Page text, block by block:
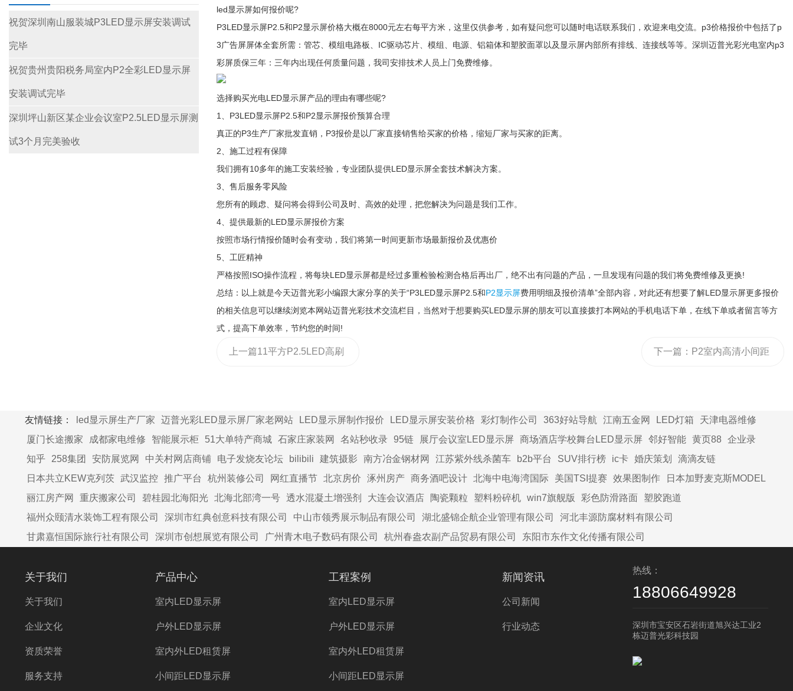
祝贺深圳南山服装城P3LED显示屏安装调试
完毕
祝贺贵州贵阳税务局室内P2全彩LED显示屏
安装调试完毕
深圳坪山新区某企业会议室P2.5LED显示屏测
试3个月完美验收
led显示屏如何报价呢?
P3LED显示屏P2.5和P2显示屏价格大概在8000元左右每平方米，这里仅供参考，如有疑问您可以随时电话联系我们，欢迎来电交流。p3价格报价中包括了p
3广告屏屏体全套所需：管芯、模组电路板、IC驱动芯片、模组、电源、铝箱体和塑胶面罩以及显示屏内部所有排线、连接线等等。深圳迈普光彩光电室内p3
彩屏质保三年：三年内出现任何质量问题，我司安排技术人员上门免费维修。
选择购买光电LED显示屏产品的理由有哪些呢?
1、P3LED显示屏P2.5和P2显示屏报价预算合理
真正的P3生产厂家批发直销，P3报价是以厂家直接销售给买家的价格，缩短厂家与买家的距离。
2、施工过程有保障
我们拥有10多年的施工安装经验，专业团队提供LED显示屏全套技术解决方案。
3、售后服务零风险
您所有的顾虑、疑问将会得到公司及时、高效的处理，把您解决为问题是我们工作。
4、提供最新的LED显示屏报价方案
按照市场行情报价随时会有变动，我们将第一时间更新市场最新报价及优惠价
5、工匠精神
严格按照ISO操作流程，将每块LED显示屏都是经过多重检验检测合格后再出厂，绝不出有问题的产品，一旦发现有问题的我们将免费维修及更换!
总结：以上就是今天迈普光彩小编跟大家分享的关于“P3LED显示屏P2.5和P2显示屏费用明细及报价清单”全部内容，对此还有想要了解LED显示屏更多报价
的相关信息可以继续浏览本网站迈普光彩技术交流栏目，当然对于想要购买LED显示屏的朋友可以直接拨打本网站的手机电话下单，在线下单或者留言等方
式，提高下单效率，节约您的时间!
上一篇11平方P2.5LED高刷 下一篇： P2室内高清小间距
友情链接：
led显示屏生产厂家 迈普光彩LED显示屏厂家老网站 LED显示屏制作报价 LED显示屏安装价格 彩灯制作公司 363好站导航 江南五金网 LED灯箱
天津电器维修
厦门长途搬家
成都家电维修 智能展示柜 51大单特产商城 石家庄家装网 名站秒收录 95链 展厅会议室LED显示屏 商场酒店学校舞台LED显示屏 邻好智能 黄页88 企业录
知乎
258集团 安防展览网 中关村网店商铺 电子发烧友论坛 bilibili 建筑摄影 南方冶金钢材网 江苏紫外线杀菌车 b2b平台 SUV排行榜 ic卡 婚庆策划
滴滴友链
日本共立KEW克列茨 武汉监控 推广平台 杭州装修公司 网红直播节 北京房价 涿州房产 商务酒吧设计 北海中电海湾国际 美国TSI提赛 效果图制作
日本加野麦克斯MODEL
丽江房产网
重庆搬家公司 碧桂园北海阳光 北海北部湾一号 透水混凝土增强剂 大连会议酒店 陶瓷颗粒 塑料粉碎机 win7旗舰版 彩色防滑路面
塑胶跑道
福州众颐清水装饰工程有限公司
深圳市红典创意科技有限公司 中山市领秀展示制品有限公司 湖北盛锦企航企业管理有限公司
河北丰源防腐材料有限公司
甘肃嘉恒国际旅行社有限公司
深圳市创想展览有限公司 广州青木电子数码有限公司 杭州春盎农副产品贸易有限公司 东阳市东作文化传播有限公司
关于我们
关于我们
企业文化
资质荣誉
服务支持
产品中心
室内LED显示屏
户外LED显示屏
室内外LED租赁屏
小间距LED显示屏
工程案例
室内LED显示屏
户外LED显示屏
室内外LED租赁屏
小间距LED显示屏
新闻资讯
公司新闻
行业动态
热线：
18806649928
深圳市宝安区石岩街道旭兴达工业2
栋迈普光彩科技园